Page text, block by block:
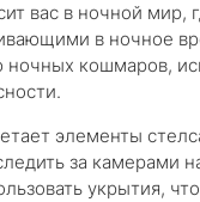
вас в ночной
в ночное
кошмаров,
элементы
за камерами
укрытия,